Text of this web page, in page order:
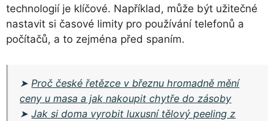
technologií je klíčové. Například, může být užitečné
nastavit si časové limity pro používání telefonů a
počítačů, a to zejména před spaním.
➤ Proč české řetězce v březnu hromadně mění
ceny u masa a jak nakoupit chytře do zásoby
➤Jak si doma vyrobit luxusní tělový peeling z